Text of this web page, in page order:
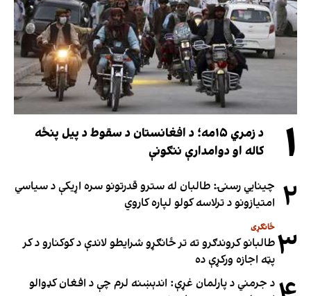
۱
د زمري ۱۵مه؛ د افغانستان د سقوط د پیل پنځه
کاله او دوامدارې ننګونې
۲ چینایي رسنۍ: طالبان له سترو قدرتونو سره اړیکې د سیاسي
امتیازونو د ترلاسه کولو لپاره کاروي
۳ ځانګړی
طالبانو کروندګرو ته تر ځانګړو شرایطو لاندې د کوکنارو د کر
پټه اجازه ورکړې ده
د جرمني د پارلمان غړې: اندېښنه لرم چې د افغان کډوالو